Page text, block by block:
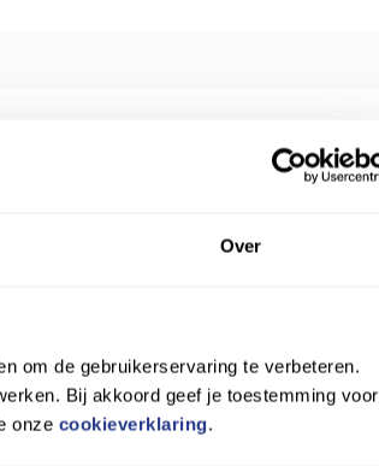
Over
om de gebruikerservaring te verbeteren.
Bij akkoord geef je toestemming voor
onze cookieverklaring.
je op.